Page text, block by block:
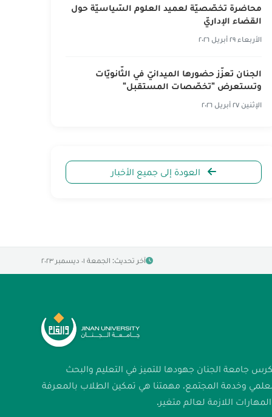
محاضرة تخصّصيّة لعميد العلوم السّياسيّة حول
القضاء الإداريّ
الأربعاء ٢٩ أبريل ٢٠٢٦
الجنان تعزّز حضورها الميدانيّ في الثّانويّات
وتستعرض "تخصّصات المستقبل"
الإثنين ٢٧ أبريل ٢٠٢٦
العودة إلى جميع الأخبار
آخر تحديث: الجمعة ٠١ ديسمبر ٢٠٢٣
جامعة الجنان جهودها للتميز في التعليم والبحث
وخدمة المجتمع. مهمتنا هي تمكين الطلاب بالمعرفة
اللازمة لعالم متغير.